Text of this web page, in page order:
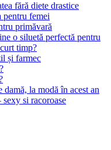
fără diete drastice
pentru femei
primăvară
o siluetă perfectă pentru
timp?
și farmec
la modă în acest an
si racoroase